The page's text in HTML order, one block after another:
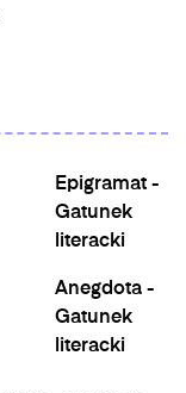
Epigramat -
Gatunek
literacki
Anegdota -
Gatunek
literacki